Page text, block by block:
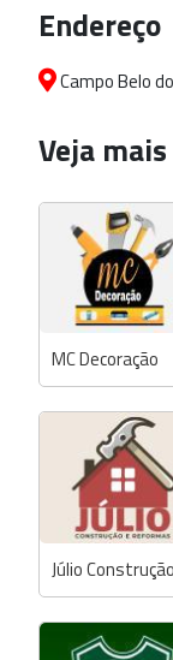
Endereço
Campo Belo
Veja
MC Decoração